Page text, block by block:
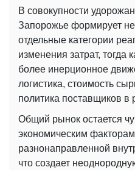
В совокупности
Запорожье формирует
отдельные категории
изменения затрат, тогда
более инерционное
логистика, стоимость
политика поставщиков в
Общий рынок остается
экономическим
разнонаправленной
что создает